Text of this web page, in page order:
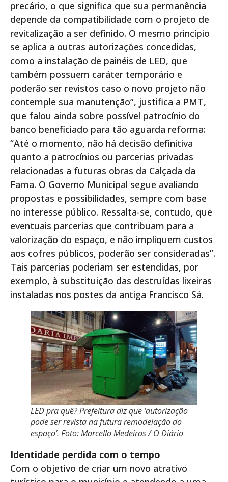
precário, o que significa que sua permanência
depende da compatibilidade com o projeto de
revitalização a ser definido. O mesmo princípio
se aplica a outras autorizações concedidas,
como a instalação de painéis de LED, que
também possuem caráter temporário e
poderão ser revistos caso o novo projeto não
contemple sua manutenção”, justifica a PMT,
que falou ainda sobre possível patrocínio do
banco beneficiado para tão aguarda reforma:
“Até o momento, não há decisão definitiva
quanto a patrocínios ou parcerias privadas
relacionadas a futuras obras da Calçada da
Fama. O Governo Municipal segue avaliando
propostas e possibilidades, sempre com base
no interesse público. Ressalta-se, contudo, que
eventuais parcerias que contribuam para a
valorização do espaço, e não impliquem custos
aos cofres públicos, poderão ser consideradas”.
Tais parcerias poderiam ser estendidas, por
exemplo, à substituição das destruídas lixeiras
instaladas nos postes da antiga Francisco Sá.
LED pra quê? Prefeitura diz que ‘autorização
pode ser revista na futura remodelação do
espaço’. Foto: Marcello Medeiros / O Diário
Identidade perdida com o tempo
Com o objetivo de criar um novo atrativo